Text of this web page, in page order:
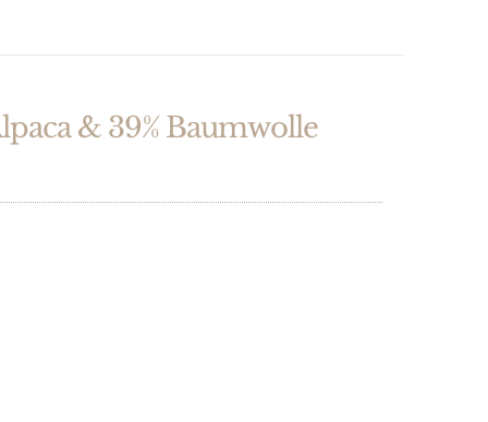
& 39% Baumwolle